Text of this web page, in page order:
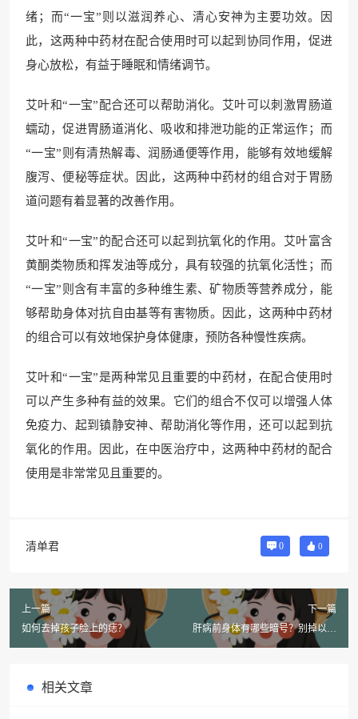
绪；而“一宝”则以滋润养心、清心安神为主要功效。因
此，这两种中药材在配合使用时可以起到协同作用，促进
身心放松，有益于睡眠和情绪调节。
艾叶和“一宝”配合还可以帮助消化。艾叶可以刺激胃肠道
蠕动，促进胃肠道消化、吸收和排泄功能的正常运作；而
“一宝”则有清热解毒、润肠通便等作用，能够有效地缓解
腹泻、便秘等症状。因此，这两种中药材的组合对于胃肠
道问题有着显著的改善作用。
艾叶和“一宝”的配合还可以起到抗氧化的作用。艾叶富含
黄酮类物质和挥发油等成分，具有较强的抗氧化活性；而
“一宝”则含有丰富的多种维生素、矿物质等营养成分，能
够帮助身体对抗自由基等有害物质。因此，这两种中药材
的组合可以有效地保护身体健康，预防各种慢性疾病。
艾叶和“一宝”是两种常见且重要的中药材，在配合使用时
可以产生多种有益的效果。它们的组合不仅可以增强人体
免疫力、起到镇静安神、帮助消化等作用，还可以起到抗
氧化的作用。因此，在中医治疗中，这两种中药材的配合
使用是非常常见且重要的。
清单君 0 0
上一篇
如何去掉孩子脸上的痣？
下一篇
肝病前身体有哪些暗号？别掉以轻
心！
相关文章